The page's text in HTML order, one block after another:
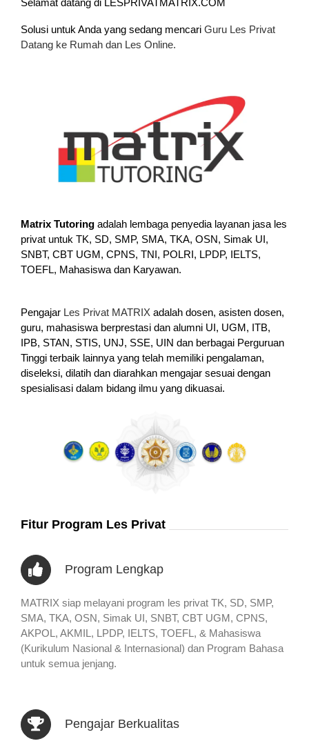
Selamat datang di LESPRIVATMATRIX.COM
Solusi untuk Anda yang sedang mencari Guru Les Privat
Datang ke Rumah dan Les Online.
Matrix Tutoring adalah lembaga penyedia layanan jasa les
privat untuk TK, SD, SMP, SMA, TKA, OSN, Simak UI,
SNBT, CBT UGM, CPNS, TNI, POLRI, LPDP, IELTS,
TOEFL, Mahasiswa dan Karyawan.
Pengajar Les Privat MATRIX adalah dosen, asisten dosen,
guru, mahasiswa berprestasi dan alumni UI, UGM, ITB,
IPB, STAN, STIS, UNJ, SSE, UIN dan berbagai Perguruan
Tinggi terbaik lainnya yang telah memiliki pengalaman,
diseleksi, dilatih dan diarahkan mengajar sesuai dengan
spesialisasi dalam bidang ilmu yang dikuasai.
Fitur Program Les Privat
Program Lengkap
MATRIX siap melayani program les privat TK, SD, SMP,
SMA, TKA, OSN, Simak UI, SNBT, CBT UGM, CPNS,
AKPOL, AKMIL, LPDP, IELTS, TOEFL, & Mahasiswa
(Kurikulum Nasional & Internasional) dan Program Bahasa
untuk semua jenjang.
Pengajar Berkualitas